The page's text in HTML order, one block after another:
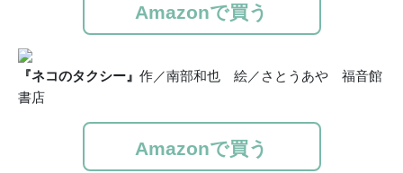
Amazonで買う
『ネコのタクシー』 作／南部和也 絵／さとうあや 福音館
書店
Amazonで買う